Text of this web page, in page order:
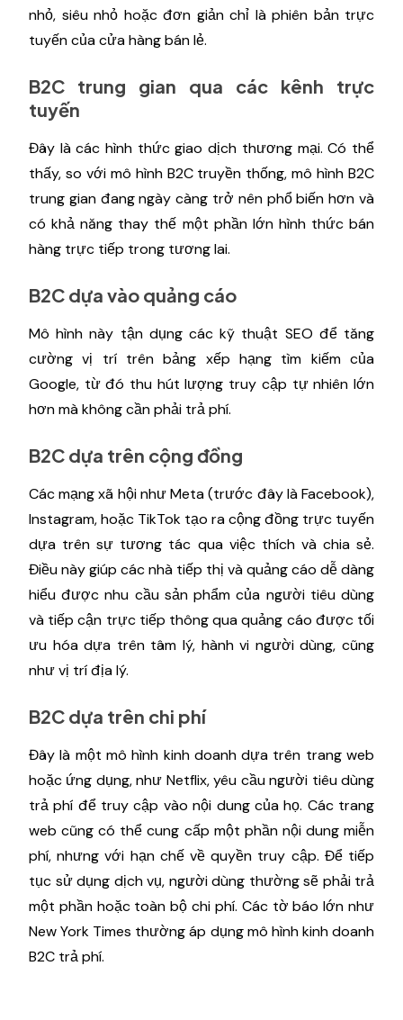
nhỏ, siêu nhỏ hoặc đơn giản chỉ là phiên bản trực
tuyến của cửa hàng bán lẻ.
B2C trung gian qua các kênh trực
tuyến
Đây là các hình thức giao dịch thương mại. Có thể
thấy, so với mô hình B2C truyền thống, mô hình B2C
trung gian đang ngày càng trở nên phổ biến hơn và
có khả năng thay thế một phần lớn hình thức bán
hàng trực tiếp trong tương lai.
B2C dựa vào quảng cáo
Mô hình này tận dụng các kỹ thuật SEO để tăng
cường vị trí trên bảng xếp hạng tìm kiếm của
Google, từ đó thu hút lượng truy cập tự nhiên lớn
hơn mà không cần phải trả phí.
B2C dựa trên cộng đồng
Các mạng xã hội như Meta (trước đây là Facebook),
Instagram, hoặc TikTok tạo ra cộng đồng trực tuyến
dựa trên sự tương tác qua việc thích và chia sẻ.
Điều này giúp các nhà tiếp thị và quảng cáo dễ dàng
hiểu được nhu cầu sản phẩm của người tiêu dùng
và tiếp cận trực tiếp thông qua quảng cáo được tối
ưu hóa dựa trên tâm lý, hành vi người dùng, cũng
như vị trí địa lý.
B2C dựa trên chi phí
Đây là một mô hình kinh doanh dựa trên trang web
hoặc ứng dụng, như Netflix, yêu cầu người tiêu dùng
trả phí để truy cập vào nội dung của họ. Các trang
web cũng có thể cung cấp một phần nội dung miễn
phí, nhưng với hạn chế về quyền truy cập. Để tiếp
tục sử dụng dịch vụ, người dùng thường sẽ phải trả
một phần hoặc toàn bộ chi phí. Các tờ báo lớn như
New York Times thường áp dụng mô hình kinh doanh
B2C trả phí.